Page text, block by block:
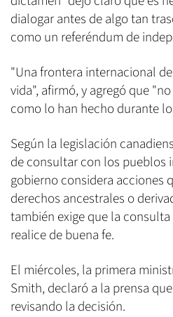
dialogar antes de algo tan
como un referéndum de
"Una frontera internacional
vida", afirmó, y agregó que
como lo han hecho durante
Según la legislación
de consultar con los pueblos
gobierno considera acciones
derechos ancestrales o
también exige que la
realice de buena fe.
El miércoles, la primera
Smith, declaró a la prensa
revisando la decisión.